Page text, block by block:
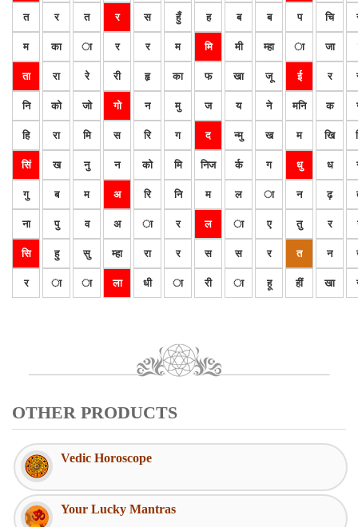
त र त र स हुँ ह ब ब प चि
म का ा र र म मि मी म्हा ा जा
ता रा रे री हृ का फ खा जू ई र
नि को जो गो न मु ज य ने मनि क
हि रा मि स रि ग द न्मु ख म खि
सिं ख नु न को मि निज र्क ग धु ध
गु ब म अ रि नि म ल ा न ढ़
ना पु व अ ा र ल ा ए तु र
सि हु सु म्हा रा र स स र त न
र ा ा ला धी ा री ा हू हीं खा
OTHER PRODUCTS
Vedic Horoscope
Your Lucky Mantras